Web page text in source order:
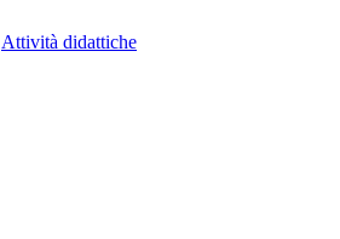
Attività didattiche